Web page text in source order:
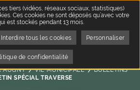
AUGNY VIE MUNICIPALE
BULLETINS
:
SPÉCIAL TRAVERSE
tiers (vidéos, réseaux sociaux, statistiques)
Ces cookies ne sont déposés qu’avec votre
est stockés pendant 13 mois.
Interdire tous les cookies Personnaliser
de confidentialité